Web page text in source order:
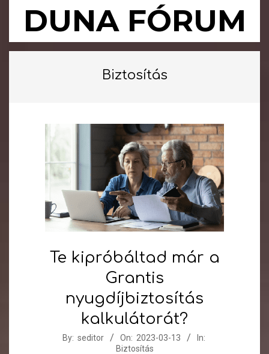
DUNA FÓRUM
Primary
Biztosítás
Te kipróbáltad már a
Grantis
nyugdíjbiztosítás
kalkulátorát?
2023-By: seditor On: 2023-03-13
In:
Biztosítás